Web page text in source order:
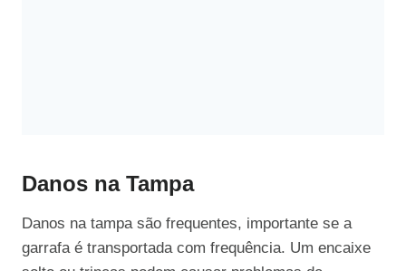
Danos na Tampa
Danos na tampa são frequentes, importante se a
garrafa é transportada com frequência. Um encaixe